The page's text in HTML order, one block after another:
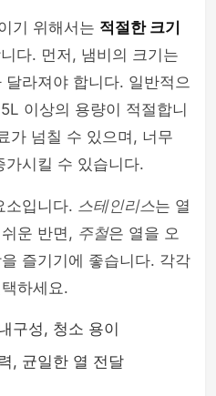
기 위해서는 적절한 크기
다. 먼저, 냄비의 크기는
라져야 합니다. 일반적으
이상의 용량이 적절합니
가 넘칠 수 있으며, 너무
가시킬 수 있습니다.
소입니다. 스테인리스는 열
운 반면, 주철은 열을 오
즐기기에 좋습니다. 각각
하세요.
구성, 청소 용이
, 균일한 열 전달